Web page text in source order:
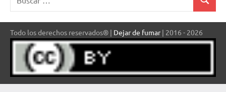
Buscar
Todo los derechos reservados® | Dejar de fumar| 2016 - 2026